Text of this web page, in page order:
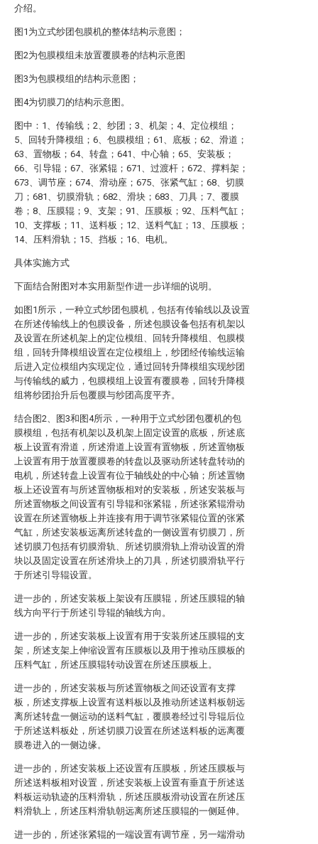
介绍。
图1为立式纱团包膜机的整体结构示意图；
图2为包膜模组未放置覆膜卷的结构示意图
图3为包膜模组的结构示意图；
图4为切膜刀的结构示意图。
图中：1、传输线；2、纱团；3、机架；4、定位模组；
5、回转升降模组；6、包膜模组；61、底板；62、滑道；
63、置物板；64、转盘；641、中心轴；65、安装板；
66、引导辊；67、张紧辊；671、过渡杆；672、撑料架；
673、调节座；674、滑动座；675、张紧气缸；68、切膜
刀；681、切膜滑轨；682、滑块；683、刀具；7、覆膜
卷；8、压膜辊；9、支架；91、压膜板；92、压料气缸；
10、支撑板；11、送料板；12、送料气缸；13、压膜板；
14、压料滑轨；15、挡板；16、电机。
具体实施方式
下面结合附图对本实用新型作进一步详细的说明。
如图1所示，一种立式纱团包膜机，包括有传输线以及设置
在所述传输线上的包膜设备，所述包膜设备包括有机架以
及设置在所述机架上的定位模组、回转升降模组、包膜模
组，回转升降模组设置在定位模组上，纱团经传输线运输
后进入定位模组内实现定位，通过回转升降模组实现纱团
与传输线的威力，包膜模组上设置有覆膜卷，回转升降模
组将纱团抬升后包覆膜与纱团高度平齐。
结合图2、图3和图4所示，一种用于立式纱团包覆机的包
膜模组，包括有机架以及机架上固定设置的底板，所述底
板上设置有滑道，所述滑道上设置有置物板，所述置物板
上设置有用于放置覆膜卷的转盘以及驱动所述转盘转动的
电机，所述转盘上设置有位于轴线处的中心轴；所述置物
板上还设置有与所述置物板相对的安装板，所述安装板与
所述置物板之间设置有引导辊和张紧辊，所述张紧辊滑动
设置在所述置物板上并连接有用于调节张紧辊位置的张紧
气缸，所述安装板远离所述转盘的一侧设置有切膜刀，所
述切膜刀包括有切膜滑轨、所述切膜滑轨上滑动设置的滑
块以及固定设置在所述滑块上的刀具，所述切膜滑轨平行
于所述引导辊设置。
进一步的，所述安装板上架设有压膜辊，所述压膜辊的轴
线方向平行于所述引导辊的轴线方向。
进一步的，所述安装板上设置有用于安装所述压膜辊的支
架，所述支架上伸缩设置有压膜板以及用于推动压膜板的
压料气缸，所述压膜辊转动设置在所述压膜板上。
进一步的，所述安装板与所述置物板之间还设置有支撑
板，所述支撑板上设置有送料板以及推动所述送料板朝远
离所述转盘一侧运动的送料气缸，覆膜卷经过引导辊后位
于所述送料板处，所述切膜刀设置在所述送料板的远离覆
膜卷进入的一侧边缘。
进一步的，所述安装板上还设置有压膜板，所述压膜板与
所述送料板相对设置，所述安装板上设置有垂直于所述送
料板运动轨迹的压料滑轨，所述压膜板滑动设置在所述压
料滑轨上，所述压料滑轨朝远离所述压膜辊的一侧延伸。
进一步的，所述张紧辊的一端设置有调节座，另一端滑动